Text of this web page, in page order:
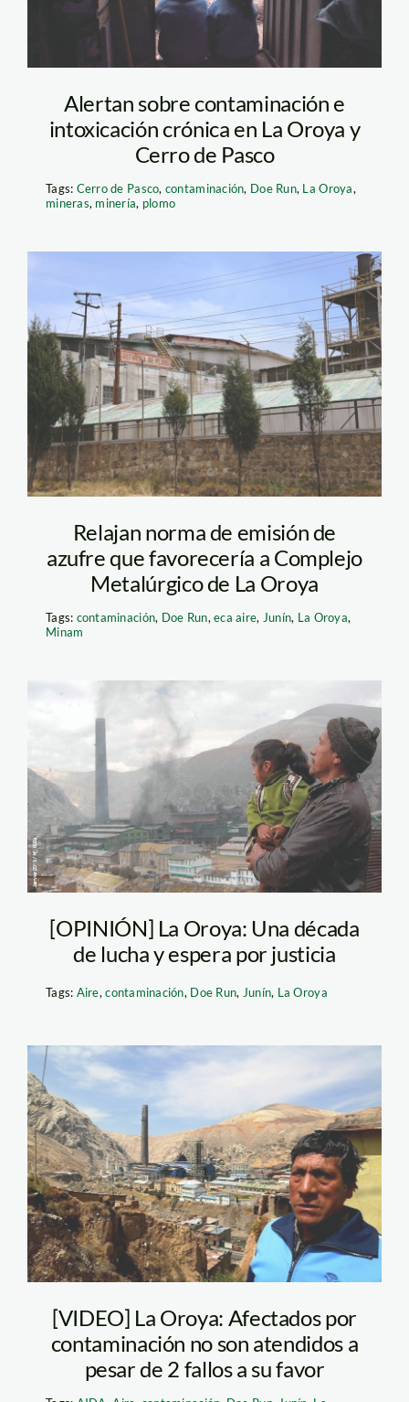
Alertan sobre contaminación e
intoxicación crónica en La Oroya y
Cerro de Pasco
Tags: Cerro de Pasco, contaminación, Doe Run, La Oroya,
mineras, minería, plomo
la-oroya-refineria-
spda
Relajan norma de emisión de
azufre que favorecería a Complejo
Metalúrgico de La Oroya
Tags: contaminación, Doe Run,eca aire, Junín, La Oroya,
Minam
La oroya_AIDA
[OPINIÓN] La Oroya: Una década
de lucha y espera por justicia
Tags: Aire,contaminación, Doe Run, Junín, La Oroya
la-oroya-spda
[VIDEO] La Oroya: Afectados por
contaminación no son atendidos a
pesar de 2 fallos a su favor